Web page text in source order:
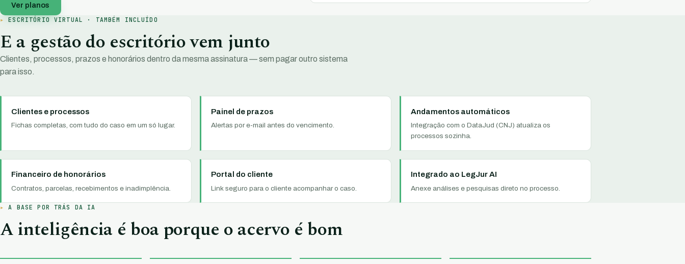
Ver planos
ESCRITÓRIO VIRTUAL · TAMBÉM INCLUÍDO
E a gestão do escritório vem junto
Clientes, processos, prazos e honorários dentro da mesma assinatura — sem pagar outro sistema
para isso.
Clientes e processos
Fichas completas, com tudo do caso em um só lugar.
Painel de prazos
Alertas por e-mail antes do vencimento.
Andamentos automáticos
Integração com o DataJud (CNJ) atualiza os
processos sozinha.
Financeiro de honorários
Contratos, parcelas, recebimentos e inadimplência.
Portal do cliente
Link seguro para o cliente acompanhar o caso.
Integrado ao LegJur AI
Anexe análises e pesquisas direto no processo.
A BASE POR TRÁS DA IA
A inteligência é boa porque o acervo é bom